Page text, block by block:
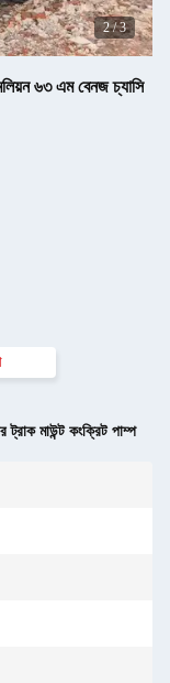
2/3
৬৩ এম বেনজ চ্যাসি
ট্রাক মাউন্ট কংক্রিট পাম্প